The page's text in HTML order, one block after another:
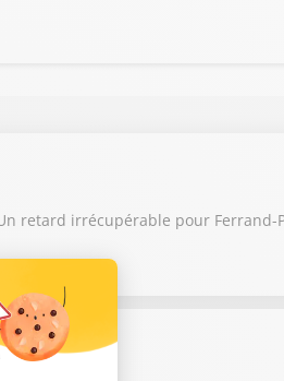
retard irrécupérable pour Ferrand-